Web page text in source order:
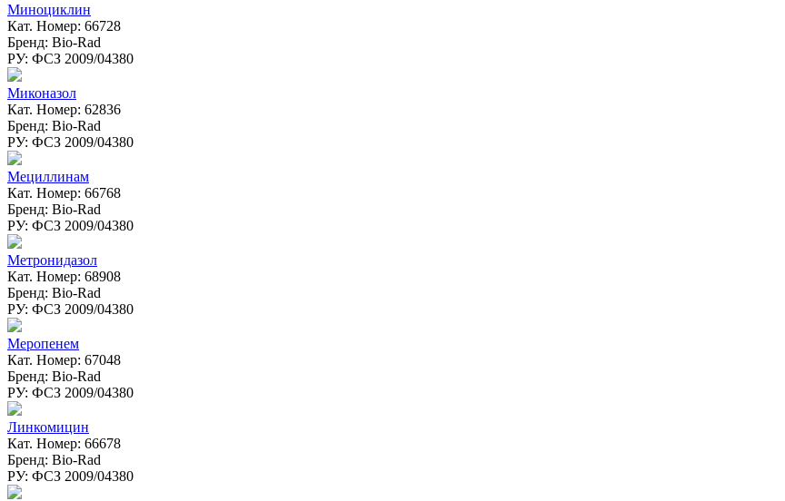
Миноциклин
Кат. Номер: 66728
Бренд: Bio-Rad
РУ: ФСЗ 2009/04380
Миконазол
Кат. Номер: 62836
Бренд: Bio-Rad
РУ: ФСЗ 2009/04380
Мециллинам
Кат. Номер: 66768
Бренд: Bio-Rad
РУ: ФСЗ 2009/04380
Метронидазол
Кат. Номер: 68908
Бренд: Bio-Rad
РУ: ФСЗ 2009/04380
Меропенем
Кат. Номер: 67048
Бренд: Bio-Rad
РУ: ФСЗ 2009/04380
Линкомицин
Кат. Номер: 66678
Бренд: Bio-Rad
РУ: ФСЗ 2009/04380